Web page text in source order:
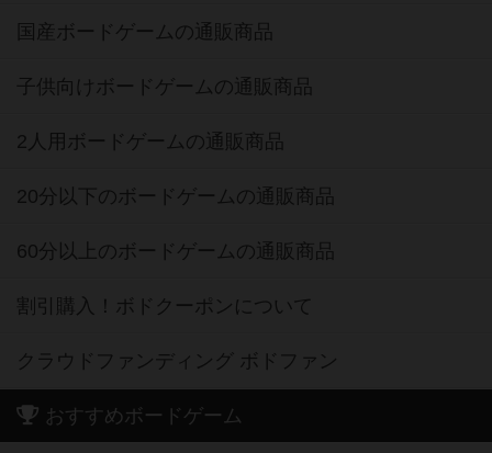
国産ボードゲームの通販商品
子供向けボードゲームの通販商品
2人用ボードゲームの通販商品
20分以下のボードゲームの通販商品
60分以上のボードゲームの通販商品
割引購入！ボドクーポンについて
クラウドファンディング ボドファン
おすすめボードゲーム